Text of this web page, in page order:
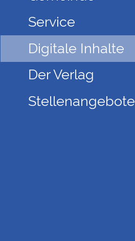
Service
Digitale Inhalte
Der Verlag
Stellenangebote